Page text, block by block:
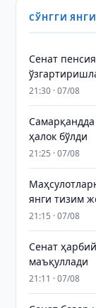
СЎНГГИ
Сенат
21:30 · 07/08
ҳалок бўлди
21:25 · 07/08
янги тизим
21:15 · 07/08
Сенат
маъқуллади
21:11 · 07/08